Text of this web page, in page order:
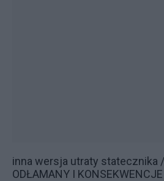
inna wersja utraty statecznika /
ODŁAMANY I KONSEKWENCJE